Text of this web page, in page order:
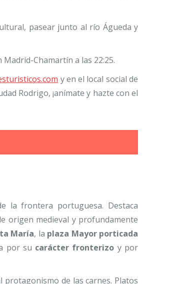
pasear junto al río Águeda y
Chamartín a las 22:25.
y en el local social de
Rodrigo, ¡anímate y hazte con el
la frontera portuguesa. Destaca
origen medieval y profundamente
María, la plaza Mayor porticada
por su carácter fronterizo y por
protagonismo de las carnes. Platos